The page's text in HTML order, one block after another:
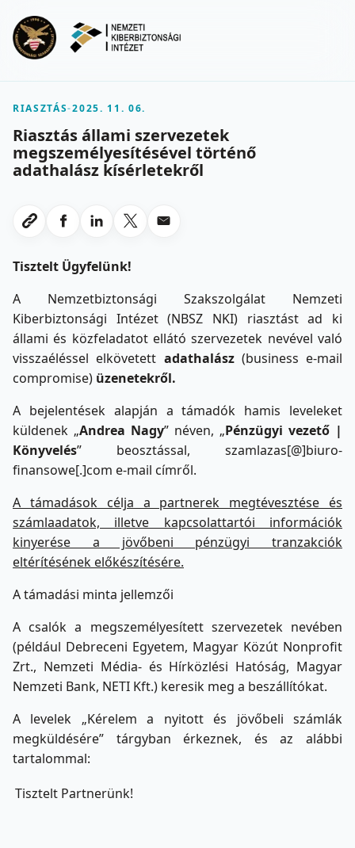
RIASZTÁS-2025. 11. 06.
Riasztás állami szervezetek
megszemélyesítésével történő
adathalász kísérletekről
Link masolasa
Megosztas Facebookon
Megosztas LinkedInen
Megosztas X-en
Megosztas emailben
Tisztelt Ügyfelünk!
A Nemzetbiztonsági Szakszolgálat Nemzeti
Kiberbiztonsági Intézet (NBSZ NKI) riasztást ad ki
állami és közfeladatot ellátó szervezetek nevével való
visszaéléssel elkövetett adathalász (business e-mail
compromise) üzenetekről.
A bejelentések alapján a támadók hamis leveleket
küldenek „Andrea Nagy” néven, „Pénzügyi vezető |
Könyvelés” beosztással, szamlazas[@]biuro-
finansowe[.]com e-mail címről.
A támadások célja a partnerek megtévesztése és
számlaadatok, illetve kapcsolattartói információk
kinyerése a jövőbeni pénzügyi tranzakciók
eltérítésének előkészítésére.
A támadási minta jellemzői
A csalók a megszemélyesített szervezetek nevében
(például Debreceni Egyetem, Magyar Közút Nonprofit
Zrt., Nemzeti Média- és Hírközlési Hatóság, Magyar
Nemzeti Bank, NETI Kft.) keresik meg a beszállítókat.
A levelek „Kérelem a nyitott és jövőbeli számlák
megküldésére” tárgyban érkeznek, és az alábbi
tartalommal:
Tisztelt Partnerünk!